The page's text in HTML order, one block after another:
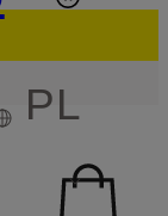
PL